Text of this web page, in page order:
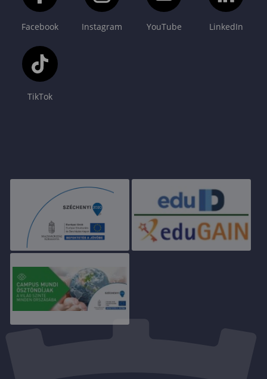
Facebook Instagram YouTube LinkedIn
TikTok